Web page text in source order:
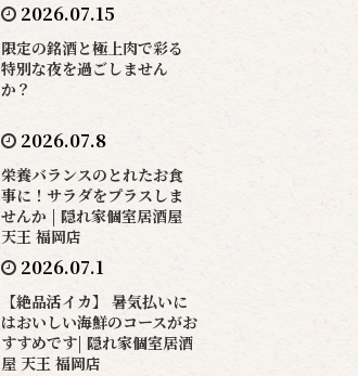
2026.07.15
限定の銘酒と極上肉で彩る
特別な夜を過ごしません
か？
2026.07.8
栄養バランスのとれたお食
事に！サラダをプラスしま
せんか | 隠れ家個室居酒屋
天王 福岡店
2026.07.1
【絶品活イカ】 暑気払いに
はおいしい海鮮のコースがお
すすめです| 隠れ家個室居酒
屋 天王 福岡店